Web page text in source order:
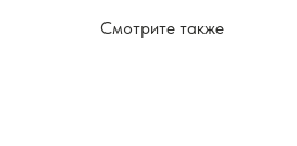
Смотрите также